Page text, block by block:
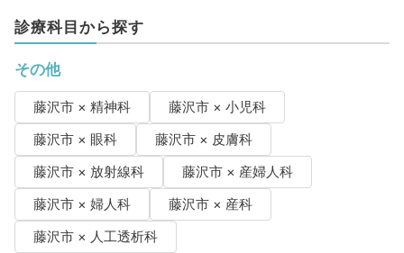
診療科目から探す
その他
藤沢市 × 精神科
藤沢市 × 小児科
藤沢市 × 眼科
藤沢市 × 皮膚科
藤沢市 × 放射線科
藤沢市 × 産婦人科
藤沢市 × 婦人科
藤沢市 × 産科
藤沢市 × 人工透析科